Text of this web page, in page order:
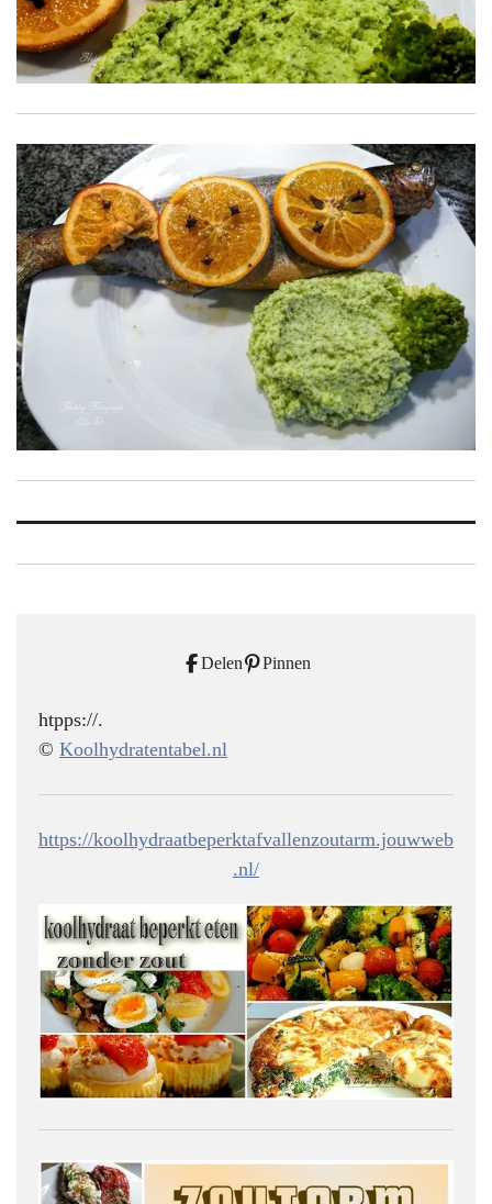
Delen Pinnen
htpps://.
© Koolhydratentabel.nl
https://koolhydraatbeperktafvallenzoutarm.jouwweb
.nl/